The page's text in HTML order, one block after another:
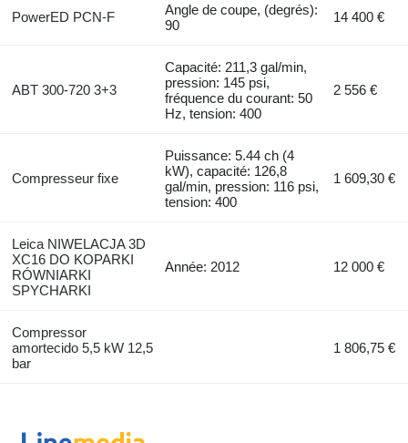
PowerED PCN-F
Angle de coupe, (degrés):
90
14 400 €
ABT 300-720 3+3
Capacité: 211,3 gal/min,
pression: 145 psi,
fréquence du courant: 50
Hz, tension: 400
2 556 €
Compresseur fixe
Puissance: 5.44 ch (4
kW), capacité: 126,8
gal/min, pression: 116 psi,
tension: 400
1 609,30 €
Leica NIWELACJA 3D
XC16 DO KOPARKI
RÓWNIARKI
SPYCHARKI
Année: 2012 12 000 €
Compressor
amortecido 5,5 kW 12,5
bar
1 806,75 €